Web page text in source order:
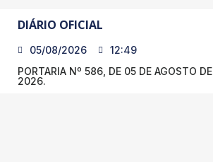
DIÁRIO OFICIAL
05/08/2026
12:49
PORTARIA Nº 586, DE 05 DE AGOSTO DE
2026.